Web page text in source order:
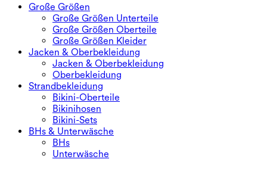
Große Größen
Große Größen Unterteile
Große Größen Oberteile
Große Größen Kleider
Jacken & Oberbekleidung
Jacken & Oberbekleidung
Oberbekleidung
Strandbekleidung
Bikini-Oberteile
Bikinihosen
Bikini-Sets
BHs & Unterwäsche
BHs
Unterwäsche